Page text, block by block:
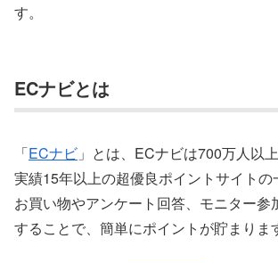
す。
ECナビとは
「ECナビ 」とは、ECナビは700万人以
実績15年以上の超優良ポイントサイトの
お買い物やアンケート回答、モニター参
することで、簡単にポイントが貯まりま